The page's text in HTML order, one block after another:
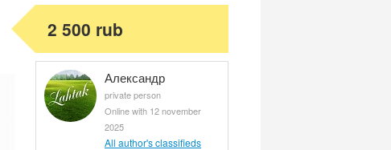
2 500 rub
Александр
private person
Online with 12 november
2025
All author's classifieds